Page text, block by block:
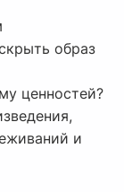
образ
ценностей?
и